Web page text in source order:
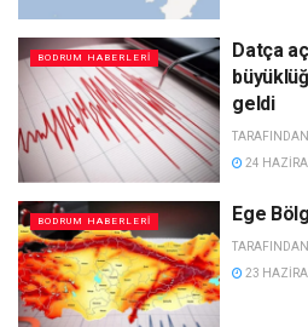
BODRUM HABERLERI
Datça
geldi
TARAFINDAN
24
BODRUM HABERLERI Ege
TARAFINDAN
23